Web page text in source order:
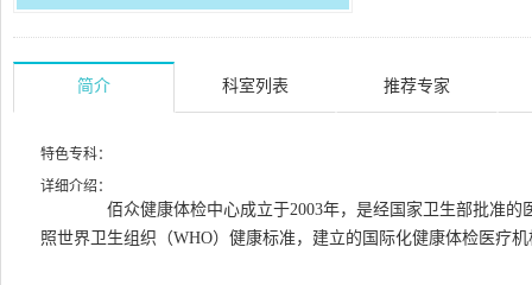
简介 科室列表 推荐专家
特色专科：
详细介绍：
佰众健康体检中心成立于2003年，是经国家卫生部批准的
照世界卫生组织（WHO）健康标准，建立的国际化健康体检医疗机